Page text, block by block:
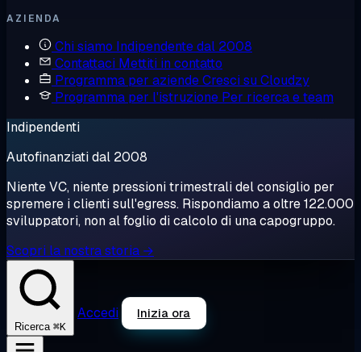
AZIENDA
Chi siamo Indipendente dal 2008
Contattaci Mettiti in contatto
Programma per aziendeCresci su Cloudzy
Programma per l'istruzione Per ricerca e team
Indipendenti
Autofinanziati dal 2008
Niente VC, niente pressioni trimestrali del consiglio per
spremere i clienti sull'egress. Rispondiamo a oltre 122.000
sviluppatori, non al foglio di calcolo di una capogruppo.
Scopri la nostra storia →
Ricerca ⌘K
Accedi Inizia ora